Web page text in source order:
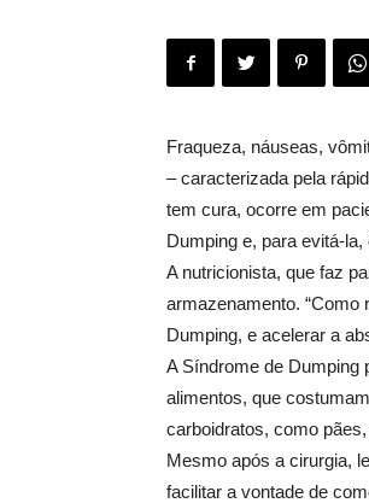
Fraqueza, náuseas,
– caracterizada pela
tem cura, ocorre em
Dumping e, para evitá-
A nutricionista, que faz
armazenamento.
Dumping, e acelerar a
A Síndrome de Dumping
alimentos, que
carboidratos, como
Mesmo após a cirurgia,
facilitar a vontade de